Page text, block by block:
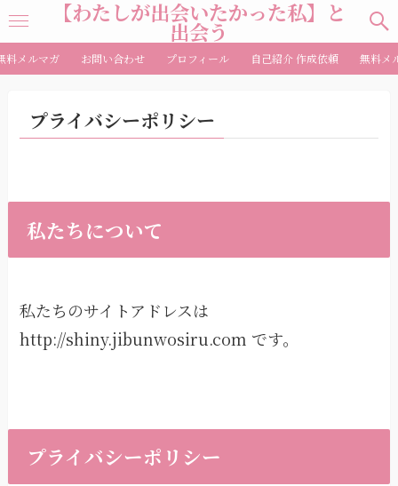
【わたしが出会いたかった私】と
出会う
料メルマガ お問い合わせ プロフィール 自己紹介 作成依頼 無料メ
プライバシーポリシー
私たちについて
私たちのサイトアドレスは
http://shiny.jibunwosiru.com です。
プライバシーポリシー